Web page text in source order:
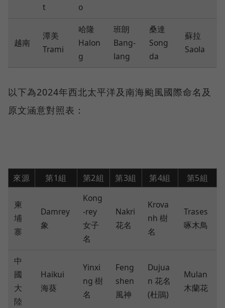
t
o
越南
潭美
Trami
哈隆
Halon
g
班朗
Bang-
lang
桑達
Song
da
蘇拉
Saola
以下為2024年西北太平洋及南海颱風國際命名及
原文涵意對照表：
來源 第1組 第2組 第3組 第4組 第5組
柬
埔
寨
Damrey
象
Kong
-rey
女子
名
Nakri
花名
Krova
nh 樹
名
Trases
啄木鳥
中
國
大
陸
Haikui
海葵
Yinxi
ng 樹
名
Feng
shen
風神
Dujua
n 花名
(杜鵑)
Mulan
木蘭花